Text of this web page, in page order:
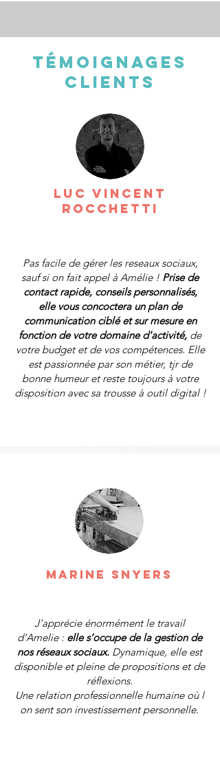
Témoignages
clients
Luc Vincent
Rocchetti
Pas facile de gérer les reseaux sociaux,
sauf si on fait appel à Amélie ! Prise de
contact rapide, conseils personnalisés,
elle vous concoctera un plan de
communication ciblé et sur mesure en
fonction de votre domaine d'activité, de
votre budget et de vos compétences. Elle
est passionnée par son métier, tjr de
bonne humeur et reste toujours à votre
disposition avec sa trousse à outil digital !
Marine Snyers
J’apprécie énormément le travail
d’Amelie : elle s’occupe de la gestion de
nos réseaux sociaux.Dynamique, elle est
disponible et pleine de propositions et de
réflexions.
Une relation professionnelle humaine où l
on sent son investissement personnelle.